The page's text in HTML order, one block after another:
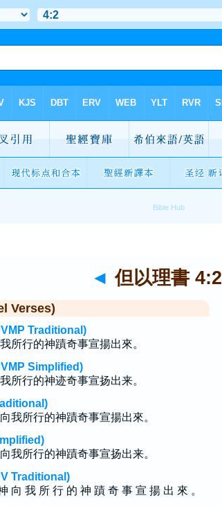
◄ 但以理書 4:2
Verses)
Traditional)
所行的神蹟奇事宣揚出來。
Simplified)
所行的神迹奇事宣扬出来。
所行的神蹟奇事宣揚出來。
所行的神蹟奇事宣扬出来。
Traditional)
向 我 所 行 的 神 蹟 奇 事 宣 揚 出 來 。